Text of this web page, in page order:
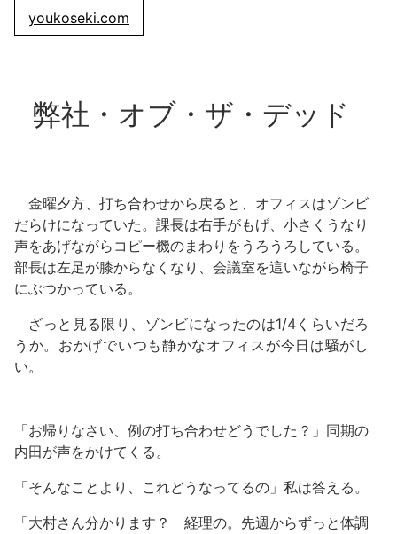
youkoseki.com
弊社・オブ・ザ・デッド
金曜夕方、打ち合わせから戻ると、オフィスはゾンビ
だらけになっていた。課長は右手がもげ、小さくうなり
声をあげながらコピー機のまわりをうろうろしている。
部長は左足が膝からなくなり、会議室を這いながら椅子
にぶつかっている。
ざっと見る限り、ゾンビになったのは1/4くらいだろ
うか。おかげでいつも静かなオフィスが今日は騒がし
い。
「お帰りなさい、例の打ち合わせどうでした？」同期の
内田が声をかけてくる。
「そんなことより、これどうなってるの」私は答える。
「大村さん分かります？ 経理の。先週からずっと体調